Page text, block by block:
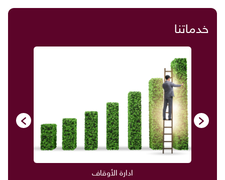
خدماتنا
ادارة الأوقاف